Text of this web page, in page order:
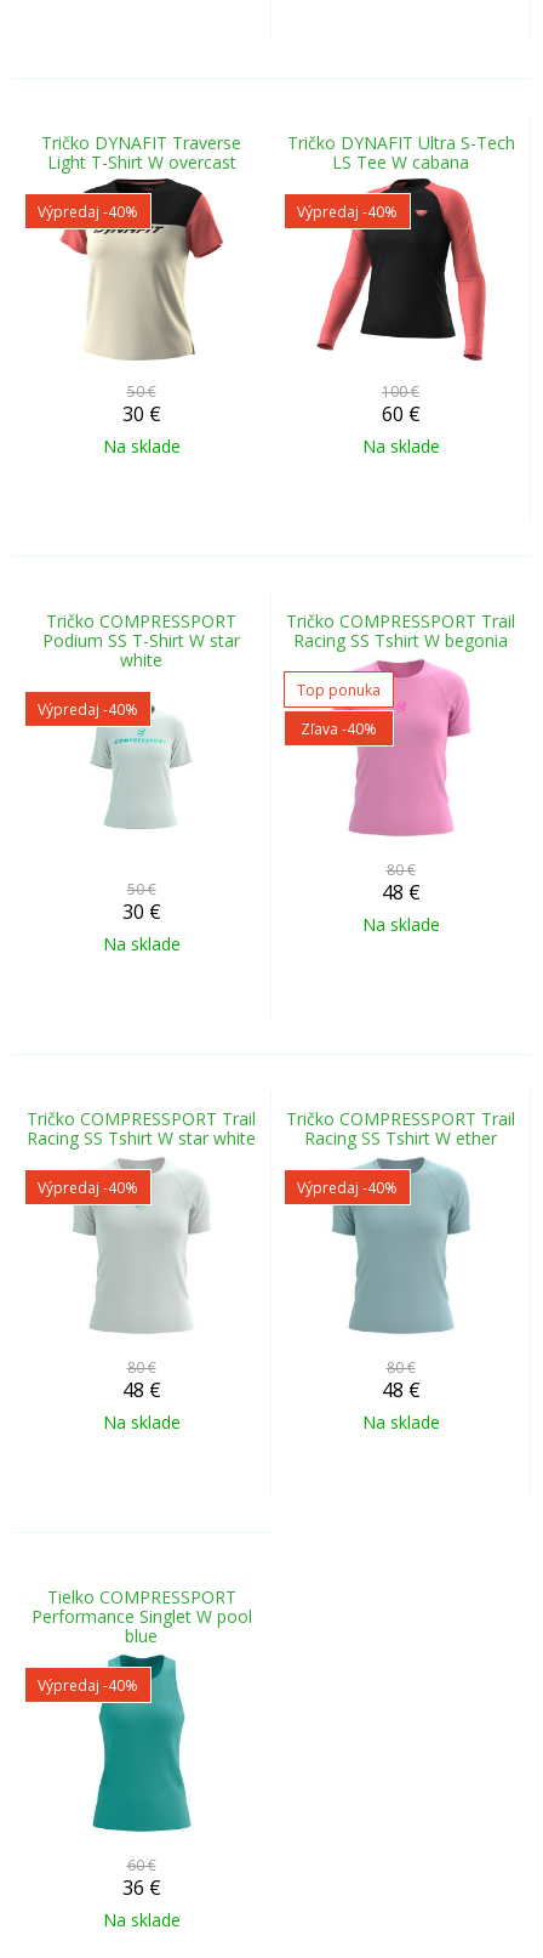
Tričko DYNAFIT Traverse
Light T-Shirt W overcast
Výpredaj -40%
50 €
30 €
Na sklade
Tričko DYNAFIT Ultra S-Tech
LS Tee W cabana
Výpredaj -40%
100 €
60 €
Na sklade
Tričko COMPRESSPORT
Podium SS T-Shirt W star
white
Výpredaj -40%
50 €
30 €
Na sklade
Tričko COMPRESSPORT Trail
Racing SS Tshirt W begonia
Top ponuka
Zľava -40%
80 €
48 €
Na sklade
Tričko COMPRESSPORT Trail
Racing SS Tshirt W star white
Výpredaj -40%
80 €
48 €
Na sklade
Tričko COMPRESSPORT Trail
Racing SS Tshirt W ether
Výpredaj -40%
80 €
48 €
Na sklade
Tielko COMPRESSPORT
Performance Singlet W pool
blue
Výpredaj -40%
60 €
36 €
Na sklade